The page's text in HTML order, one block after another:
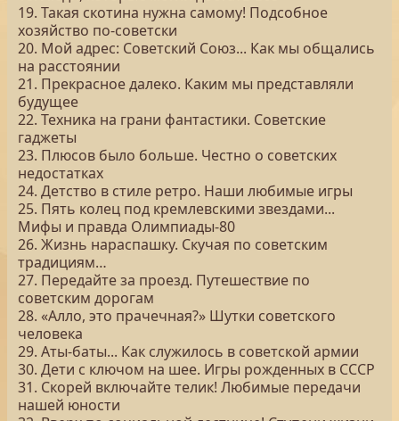
19. Такая скотина нужна самому! Подсобное
хозяйство по-советски
20. Мой адрес: Советский Союз... Как мы общались
на расстоянии
21. Прекрасное далеко. Каким мы представляли
будущее
22. Техника на грани фантастики. Советские
гаджеты
23. Плюсов было больше. Честно о советских
недостатках
24. Детство в стиле ретро. Наши любимые игры
25. Пять колец под кремлевскими звездами...
Мифы и правда Олимпиады-80
26. Жизнь нараспашку. Скучая по советским
традициям…
27. Передайте за проезд. Путешествие по
советским дорогам
28. «Алло, это прачечная?» Шутки советского
человека
29. Аты-баты... Как служилось в советской армии
30. Дети с ключом на шее. Игры рожденных в СССР
31. Скорей включайте телик! Любимые передачи
нашей юности